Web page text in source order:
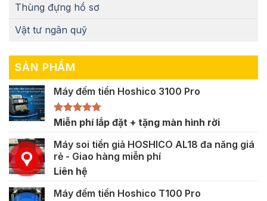
Thùng đựng hồ sơ
Vật tư ngân quỹ
SẢN PHẨM
Máy đếm tiền Hoshico 3100 Pro
Được xếp
5.00
5 sao
Miễn phí lắp đặt + tặng màn hình rời
Máy soi tiền giả HOSHICO AL18 đa năng giá
rẻ - Giao hàng miễn phí
Liên hệ
Máy đếm tiền Hoshico T100 Pro